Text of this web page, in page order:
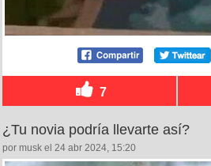
7
¿Tu novia podría llevarte así?
por musk el 24 abr 2024, 15:20